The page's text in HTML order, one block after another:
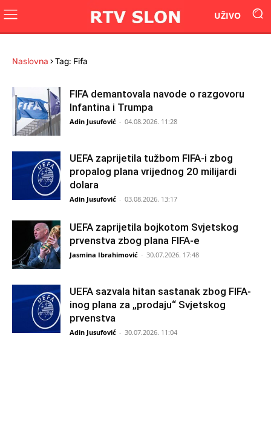
UŽIVO
Naslovna ›Tag: Fifa
FIFA demantovala navode o razgovoru
Infantina i Trumpa
Adin Jusufović - 04.08.2026. 11:28
UEFA zaprijetila tužbom FIFA-i zbog
propalog plana vrijednog 20 milijardi
dolara
Adin Jusufović - 03.08.2026. 13:17
UEFA zaprijetila bojkotom Svjetskog
prvenstva zbog plana FIFA-e
Jasmina Ibrahimović - 30.07.2026. 17:48
UEFA sazvala hitan sastanak zbog FIFA-
inog plana za „prodaju“ Svjetskog
prvenstva
Adin Jusufović - 30.07.2026. 11:04